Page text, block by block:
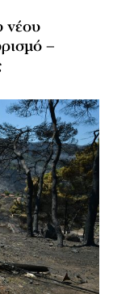
νέου
–